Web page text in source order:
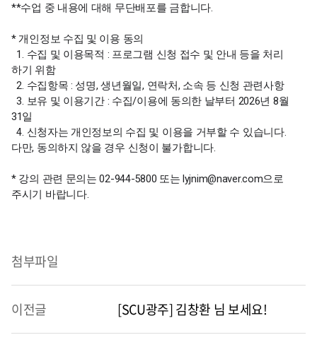
**수업 중 내용에 대해 무단배포를 금합니다.
* 개인정보 수집 및 이용 동의
1. 수집 및 이용목적 : 프로그램 신청 접수 및 안내 등을 처리
하기 위함
2. 수집항목 : 성명, 생년월일, 연락처, 소속 등 신청 관련사항
3. 보유 및 이용기간 : 수집/이용에 동의한 날부터 2026년 8월
31일
4. 신청자는 개인정보의 수집 및 이용을 거부할 수 있습니다.
다만, 동의하지 않을 경우 신청이 불가합니다.
* 강의 관련 문의는 02-944-5800 또는 lyjnim@naver.com으로
주시기 바랍니다.
첨부파일
이전글 [SCU광주] 김창환 님 보세요!